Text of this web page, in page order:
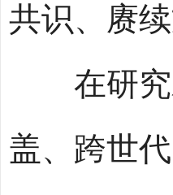
共识、赓
在研究
盖、跨世